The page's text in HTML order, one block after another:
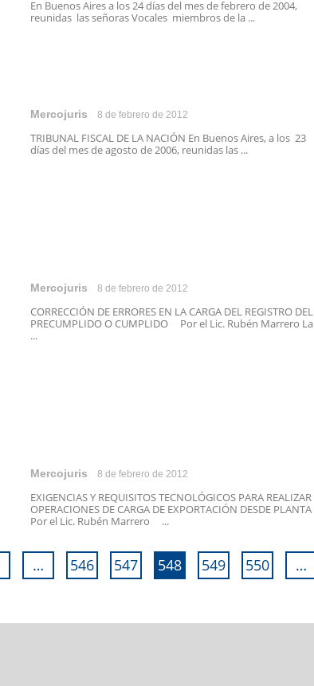
En Buenos Aires a los 24 días del mes de febrero de 2004,
reunidas las señoras Vocales miembros de la ...
Mercojuris 8 de febrero de 2012
TRIBUNAL FISCAL DE LA NACIÓN En Buenos Aires, a los 23
días del mes de agosto de 2006, reunidas las ...
Mercojuris 8 de febrero de 2012
CORRECCIÓN DE ERRORES EN LA CARGA DEL REGISTRO DEL
PRECUMPLIDO O CUMPLIDO Por el Lic. Rubén Marrero La
...
Mercojuris 8 de febrero de 2012
EXIGENCIAS Y REQUISITOS TECNOLÓGICOS PARA REALIZAR
OPERACIONES DE CARGA DE EXPORTACIÓN DESDE PLANTA
Por el Lic. Rubén Marrero ...
… 546 547 548 549 550 …